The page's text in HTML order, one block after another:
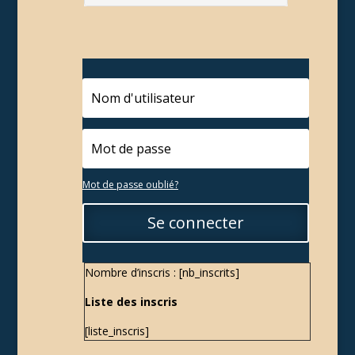
Mot de passe oublié?
Se connecter
Nombre d’inscris : [nb_inscrits]
Liste des inscris
[liste_inscris]